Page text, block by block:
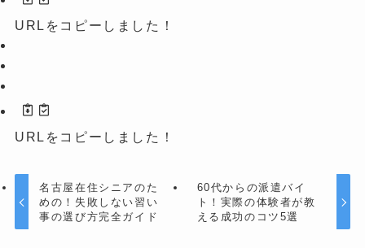
URLをコピーしました！
URLをコピーしました！
名古屋在住シニアのた
めの！失敗しない習い
事の選び方完全ガイド
60代からの派遣バイ
ト！実際の体験者が教
える成功のコツ5選